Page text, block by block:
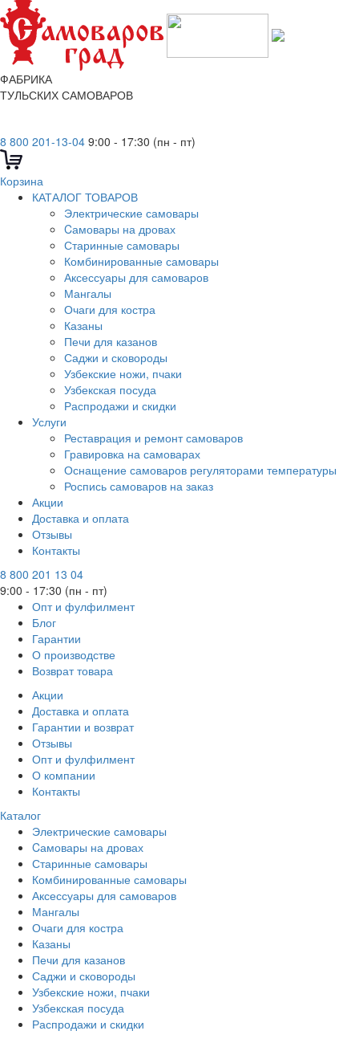
ФАБРИКА
ТУЛЬСКИХ САМОВАРОВ
8 800 201-13-04 9:00 - 17:30 (пн - пт)
Корзина
КАТАЛОГ ТОВАРОВ
Электрические самовары
Cамовары на дровах
Старинные самовары
Комбинированные самовары
Аксессуары для самоваров
Мангалы
Очаги для костра
Казаны
Печи для казанов
Саджи и сковороды
Узбекские ножи, пчаки
Узбекская посуда
Распродажи и скидки
Услуги
Реставрация и ремонт самоваров
Гравировка на самоварах
Оснащение самоваров регуляторами температуры
Роспись самоваров на заказ
Акции
Доставка и оплата
Отзывы
Контакты
8 800 201 13 04
9:00 - 17:30 (пн - пт)
Опт и фулфилмент
Блог
Гарантии
О производстве
Возврат товара
Акции
Доставка и оплата
Гарантии и возврат
Отзывы
Опт и фулфилмент
О компании
Контакты
Каталог
Электрические самовары
Cамовары на дровах
Старинные самовары
Комбинированные самовары
Аксессуары для самоваров
Мангалы
Очаги для костра
Казаны
Печи для казанов
Саджи и сковороды
Узбекские ножи, пчаки
Узбекская посуда
Распродажи и скидки